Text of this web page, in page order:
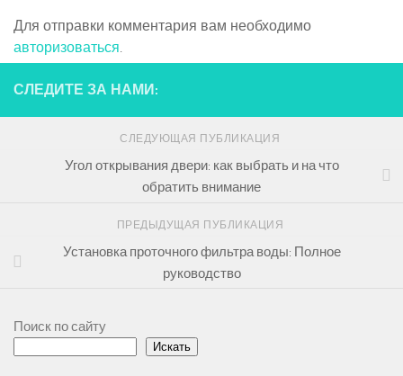
Для отправки комментария вам необходимо
авторизоваться.
СЛЕДИТЕ ЗА НАМИ:
СЛЕДУЮЩАЯ ПУБЛИКАЦИЯ
Угол открывания двери: как выбрать и на что
обратить внимание
ПРЕДЫДУЩАЯ ПУБЛИКАЦИЯ
Установка проточного фильтра воды: Полное
руководство
Поиск по сайту
Искать